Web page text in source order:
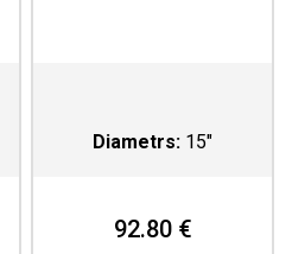
Diametrs: 15"
92.80 €